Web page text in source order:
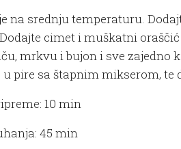
na srednju temperaturu.
cimet i muškatni
mrkvu i bujon i sve zajedno
pire sa štapnim mikserom, te
10 min
45 min